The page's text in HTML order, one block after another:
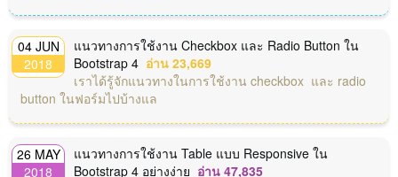
04 JUN
2018
แนวทางการใช้งาน Checkbox และ Radio Button ใน
Bootstrap 4 อ่าน 23,669
เราได้รู้จักแนวทางในการใช้งาน checkbox และ radio
button ในฟอร์มไปบ้างแล
26 MAY
2018
แนวทางการใช้งาน Table แบบ Responsive ใน
Bootstrap 4 อย่างง่าย อ่าน 47,835